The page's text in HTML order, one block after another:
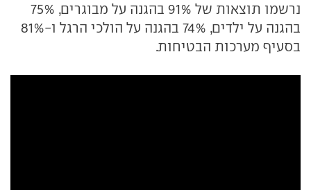
נרשמו תוצאות של 91% בהגנה על מבוגרים, 75%
בהגנה על ילדים, 74% בהגנה על הולכי הרגל ו-81%
בסעיף מערכות הבטיחות.